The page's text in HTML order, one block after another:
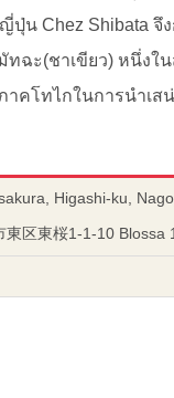
Chez Shibata จึ
ทฉะ(ชาเขียว) หนึ่ง
คโทไกในการนำเ
Higashi-ku,
区東桜1-1-10 Blossa